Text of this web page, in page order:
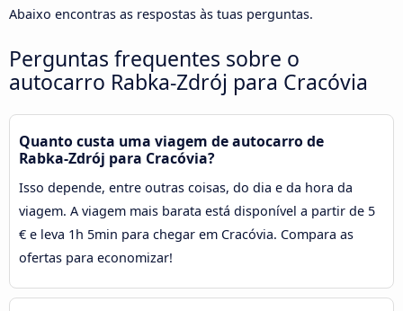
Abaixo encontras as respostas às tuas perguntas.
Perguntas frequentes sobre o
autocarro Rabka-Zdrój para Cracóvia
Quanto custa uma viagem de autocarro de
Rabka-Zdrój para Cracóvia?
Isso depende, entre outras coisas, do dia e da hora da
viagem. A viagem mais barata está disponível a partir de 5
€ e leva 1h 5min para chegar em Cracóvia. Compara as
ofertas para economizar!